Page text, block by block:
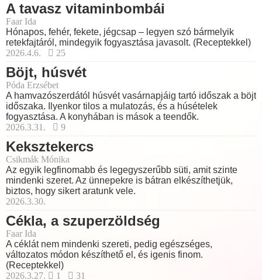
A tavasz vitaminbombái
Faar Ida
Hónapos, fehér, fekete, jégcsap – legyen szó bármelyik
retekfajtáról, mindegyik fogyasztása javasolt. (Receptekkel)
2026.4.6.
25
Böjt, húsvét
Póda Erzsébet
A hamvazószerdától húsvét vasárnapjáig tartó időszak a böjt
időszaka. Ilyenkor tilos a mulatozás, és a húsételek
fogyasztása. A konyhában is mások a teendők.
2026.3.31.
9
Keksztekercs
Csikmák Mónika
Az egyik legfinomabb és legegyszerűbb süti, amit szinte
mindenki szeret. Az ünnepekre is bátran elkészíthetjük,
biztos, hogy sikert aratunk vele.
2026.3.30.
Cékla, a szuperzöldség
Faar Ida
A céklát nem mindenki szereti, pedig egészséges,
változatos módon készíthető el, és igenis finom.
(Receptekkel)
2026.3.27.
1 31